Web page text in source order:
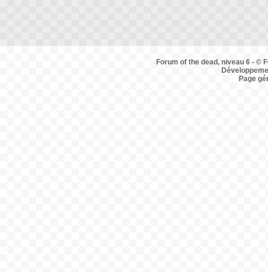
Forum of the dead, niveau 6 - ©
Page